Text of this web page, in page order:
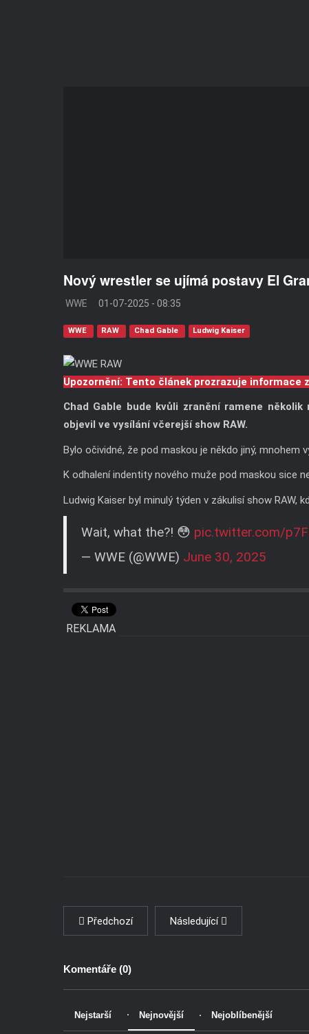
Nový wrestler se ujímá postavy El
WWE 01-07-2025 - 08:35
WWE RAW Chad Gable Ludwig Kaiser
Upozornění: Tento článek prozrazuje informace
Chad Gable bude kvůli zranění ramene
objevil ve vysílání včerejší show RAW.
Bylo očividné, že pod maskou je někdo jiný, mnohem
K odhalení indentity nového muže pod maskou sice
Ludwig Kaiser byl minulý týden v zákulisí show RAW,
Wait, what the?! 😳 pic.twitter.com/
— WWE (@WWE) June 30, 2025
REKLAMA
Předchozí Následující
Komentáře (0)
Nejstarší Nejnovější Nejoblíbenější